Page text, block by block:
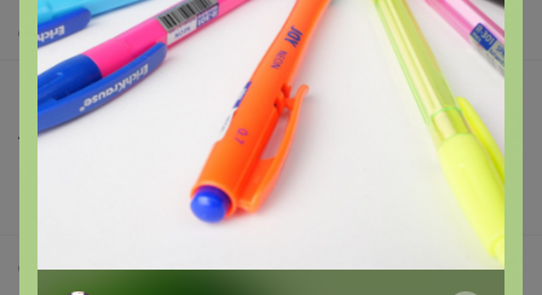
О нас
Все предложения
Анонсы
Поддержка альпак
Самое выгодное